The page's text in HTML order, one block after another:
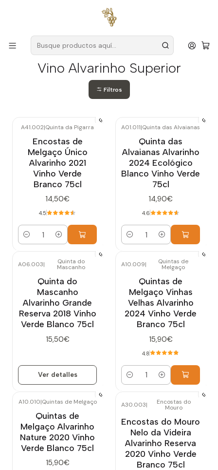
para pedidos superiores a
Vino Alvarinho Superior
Vino Alvarinho Superior
Filtros
A41.002|Quinta da Pigarra
Encostas de
Melgaço Único
Alvarinho 2021
Vinho Verde
Branco 75cl
14,50€
4.5
Cantidad
A01.011|Quinta das Alvaianas
Quinta das
Alvaianas Alvarinho
2024 Ecológico
Blanco Vinho Verde
75cl
14,90€
4.6
Cantidad
Agotado
A06.003| Quinta do
Mascanho
Quinta do
Mascanho
Alvarinho Grande
Reserva 2018 Vinho
Verde Blanco 75cl
15,50€
Ver detalles
A10.009| Quintas de
Melgaço
Quintas de
Melgaço Vinhas
Velhas Alvarinho
2024 Vinho Verde
Branco 75cl
15,90€
4.8
Cantidad
A10.010|Quintas de Melgaço
Quintas de
Melgaço Alvarinho
Nature 2020 Vinho
Verde Blanco 75cl
15,90€
Agotado
A30.003| Encostas do
Mouro
Encostas do Mouro
Nelo da Videira
Alvarinho Reserva
2020 Vinho Verde
Branco 75cl